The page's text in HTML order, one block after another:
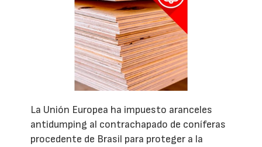
La Unión Europea ha impuesto aranceles
antidumping al contrachapado de coníferas
procedente de Brasil para proteger a la